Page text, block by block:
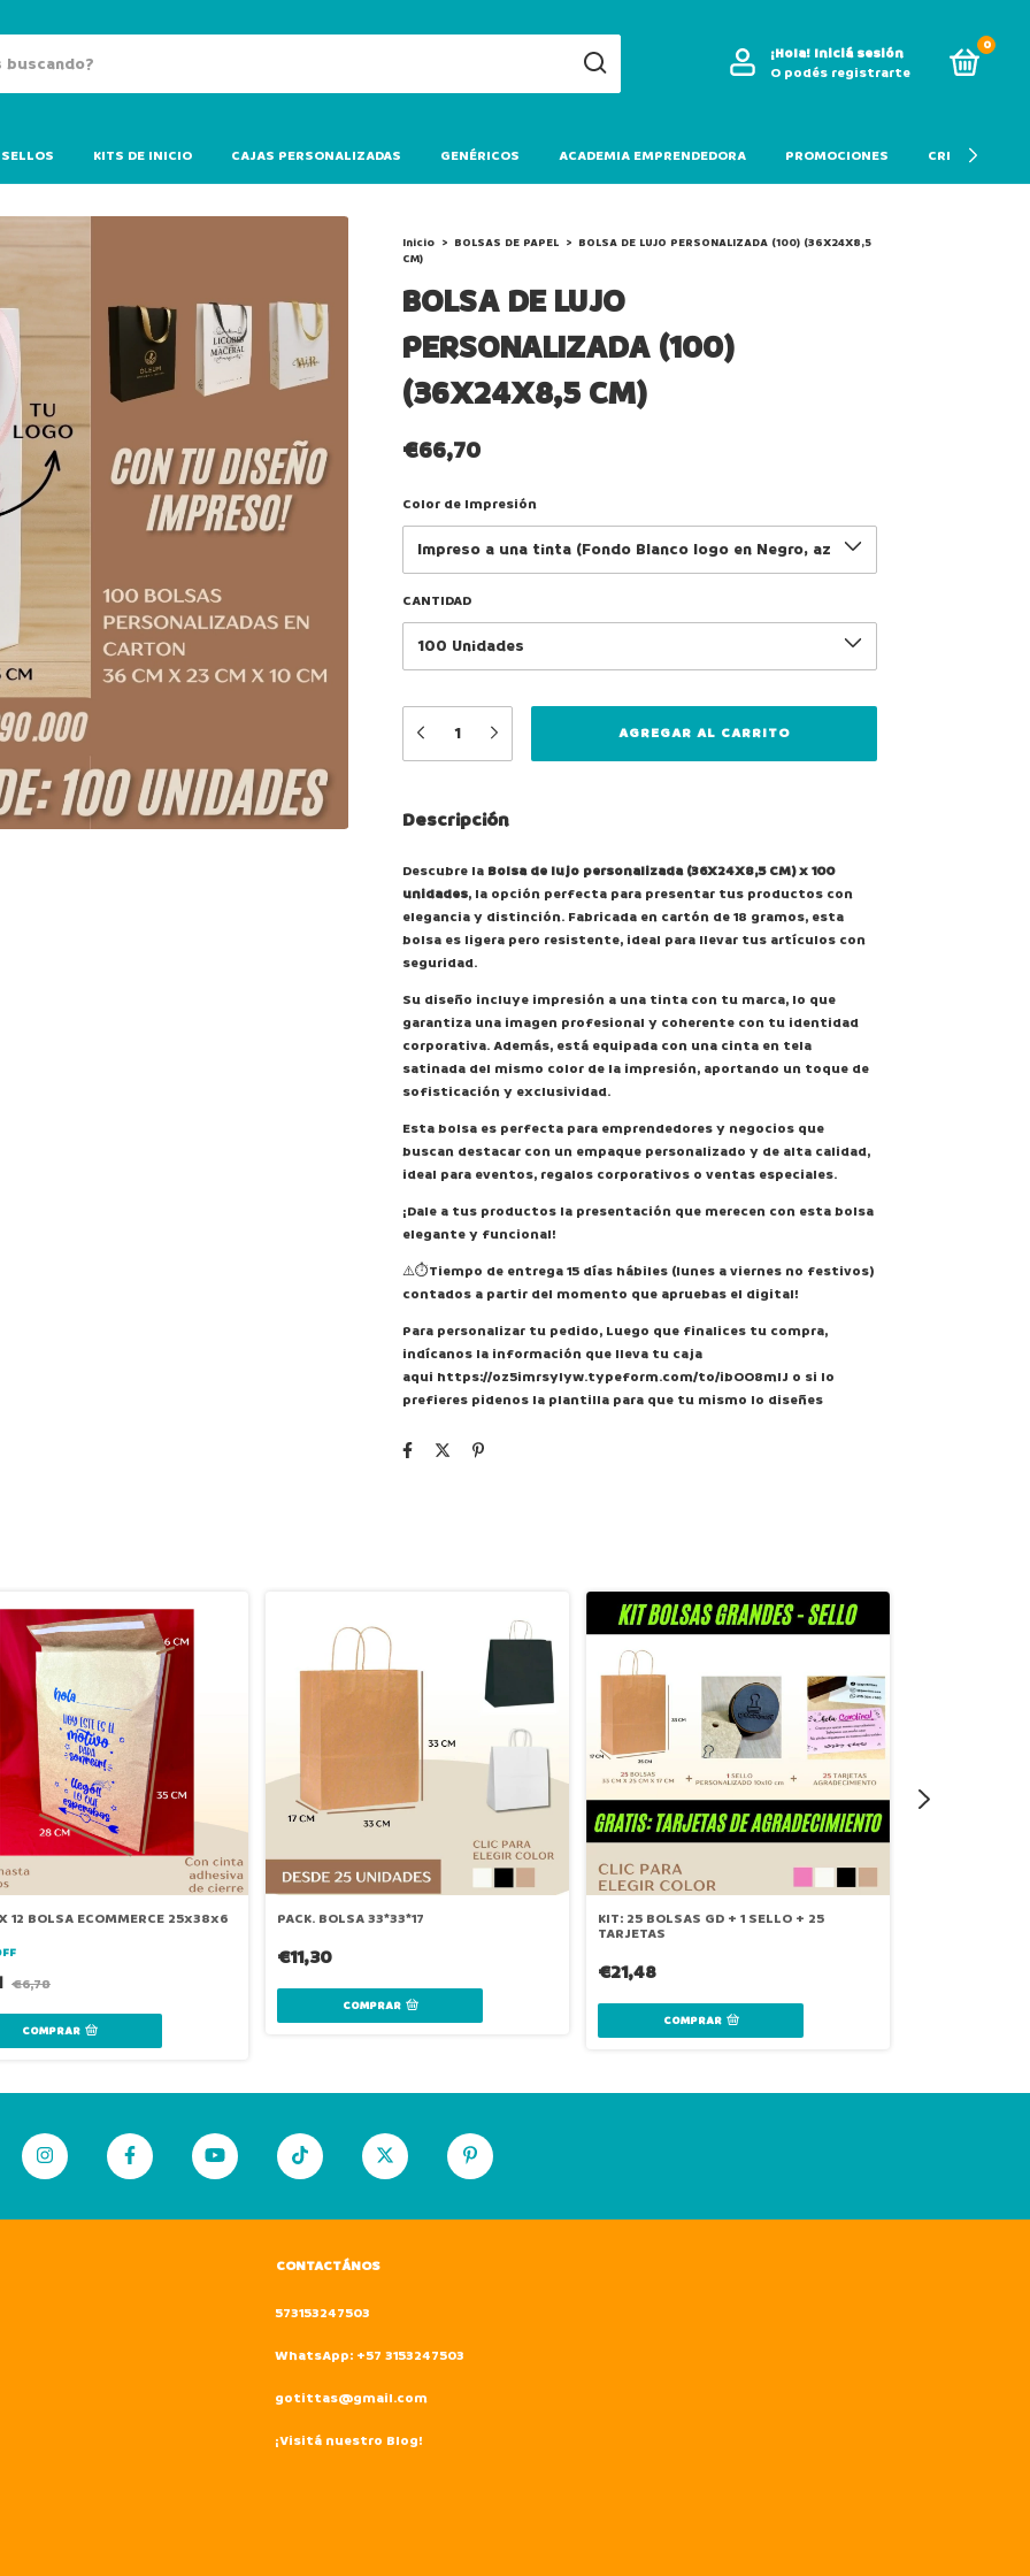
¡Hola! Iniciá sesión
O podés registrarte
0
SELLOS KITS DE INICIO CAJAS PERSONALIZADAS GENÉRICOS ACADEMIA EMPRENDEDORA PROMOCIONES CREDITO
Inicio > BOLSAS DE PAPEL > BOLSA DE LUJO PERSONALIZADA (100) (36X24X8,5
CM)
BOLSA DE LUJO
PERSONALIZADA (100)
(36X24X8,5 CM)
€66,70
Color de Impresión
CANTIDAD
Descripción
Descubre la Bolsa de lujo personalizada (36X24X8,5 CM) x 100
unidades, la opción perfecta para presentar tus productos con
elegancia y distinción. Fabricada en cartón de 18 gramos, esta
bolsa es ligera pero resistente, ideal para llevar tus artículos con
seguridad.
Su diseño incluye impresión a una tinta con tu marca, lo que
garantiza una imagen profesional y coherente con tu identidad
corporativa. Además, está equipada con una cinta en tela
satinada del mismo color de la impresión, aportando un toque de
sofisticación y exclusividad.
Esta bolsa es perfecta para emprendedores y negocios que
buscan destacar con un empaque personalizado y de alta calidad,
ideal para eventos, regalos corporativos o ventas especiales.
¡Dale a tus productos la presentación que merecen con esta bolsa
elegante y funcional!
⚠️⏱️Tiempo de entrega 15 días hábiles (lunes a viernes no festivos)
contados a partir del momento que apruebas el digital!
Para personalizar tu pedido, Luego que finalices tu compra,
indícanos la información que lleva tu caja
aqui https://oz5imrsylyw.typeform.com/to/ibOO8mIJ o si lo
prefieres pidenos la plantilla para que tu mismo lo diseñes
12 BOLSA ECOMMERCE 25x38x6
€6,78
COMPRAR
PACK. BOLSA 33*33*17
€11,30
COMPRAR
KIT: 25 BOLSAS GD + 1 SELLO + 25
TARJETAS
€21,48
COMPRAR
CONTACTÁNOS
573153247503
WhatsApp: +57 3153247503
gotittas@gmail.com
¡Visitá nuestro Blog!